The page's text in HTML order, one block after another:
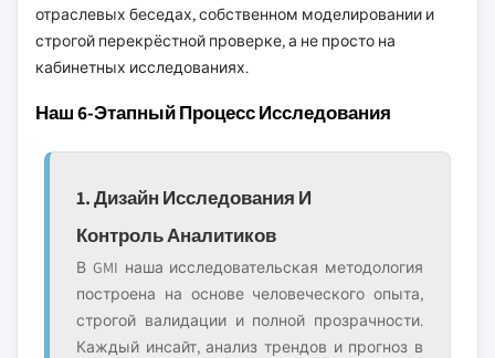
отраслевых беседах, собственном моделировании и
строгой перекрёстной проверке, а не просто на
кабинетных исследованиях.
Наш 6-Этапный Процесс Исследования
1. Дизайн Исследования И
Контроль Аналитиков
В GMI наша исследовательская методология
построена на основе человеческого опыта,
строгой валидации и полной прозрачности.
Каждый инсайт, анализ трендов и прогноз в